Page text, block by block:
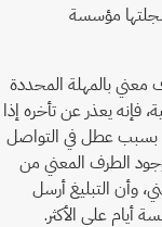
سجلتها مؤسسة
معني بالمهلة المحددة
فإنه يعذر عن تأخره إذا
بسبب عطل في التواصل
الطرف المعني من
وأن التبليغ أرسل
أيام على الأكثر.